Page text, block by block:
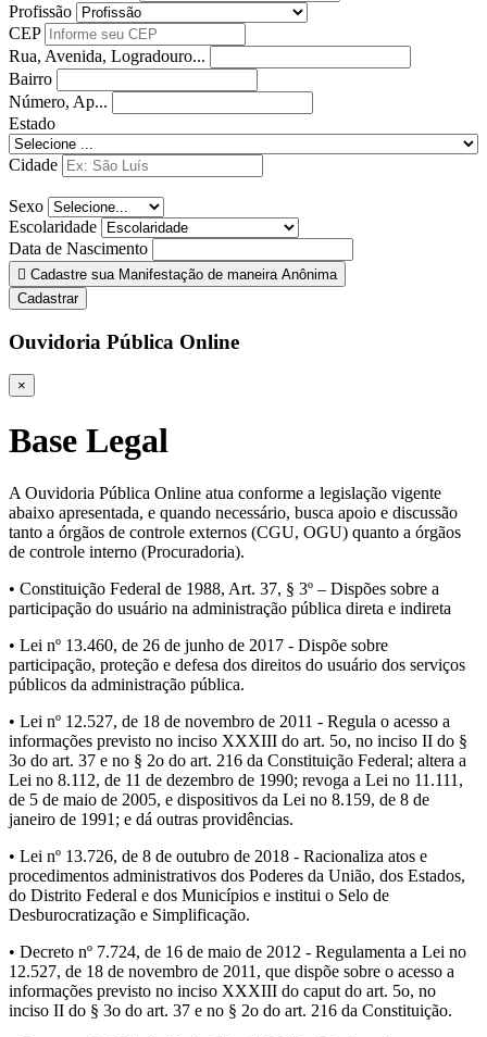
Profissão
CEP
Rua, Avenida, Logradouro...
Bairro
Número, Ap...
Estado
Cidade
Sexo
Escolaridade
Data de Nascimento
Cadastre sua Manifestação de maneira Anônima
Cadastrar
Ouvidoria Pública Online
×
Base Legal
A Ouvidoria Pública Online atua conforme a legislação vigente
abaixo apresentada, e quando necessário, busca apoio e discussão
tanto a órgãos de controle externos (CGU, OGU) quanto a órgãos
de controle interno (Procuradoria).
• Constituição Federal de 1988, Art. 37, § 3º – Dispões sobre a
participação do usuário na administração pública direta e indireta
• Lei nº 13.460, de 26 de junho de 2017 - Dispõe sobre
participação, proteção e defesa dos direitos do usuário dos serviços
públicos da administração pública.
• Lei nº 12.527, de 18 de novembro de 2011 - Regula o acesso a
informações previsto no inciso XXXIII do art. 5o, no inciso II do §
3o do art. 37 e no § 2o do art. 216 da Constituição Federal; altera a
Lei no 8.112, de 11 de dezembro de 1990; revoga a Lei no 11.111,
de 5 de maio de 2005, e dispositivos da Lei no 8.159, de 8 de
janeiro de 1991; e dá outras providências.
• Lei nº 13.726, de 8 de outubro de 2018 - Racionaliza atos e
procedimentos administrativos dos Poderes da União, dos Estados,
do Distrito Federal e dos Municípios e institui o Selo de
Desburocratização e Simplificação.
• Decreto nº 7.724, de 16 de maio de 2012 - Regulamenta a Lei no
12.527, de 18 de novembro de 2011, que dispõe sobre o acesso a
informações previsto no inciso XXXIII do caput do art. 5o, no
inciso II do § 3o do art. 37 e no § 2o do art. 216 da Constituição.